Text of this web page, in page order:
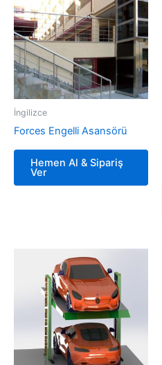
İngilizce
Forces Engelli Asansörü
Hemen Al & Sipariş
Ver